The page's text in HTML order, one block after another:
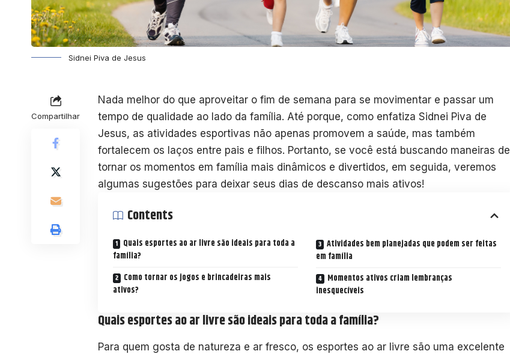
Sidnei Piva de Jesus
Compartilhar
Nada melhor do que aproveitar o fim de semana para se movimentar e passar um
tempo de qualidade ao lado da família. Até porque, como enfatiza Sidnei Piva de
Jesus, as atividades esportivas não apenas promovem a saúde, mas também
fortalecem os laços entre pais e filhos. Portanto, se você está buscando maneiras de
tornar os momentos em família mais dinâmicos e divertidos, em seguida, veremos
algumas sugestões para deixar seus dias de descanso mais ativos!
Contents
Quais esportes ao ar livre são ideais para toda a
família?
Como tornar os jogos e brincadeiras mais
ativos?
Atividades bem planejadas que podem ser feitas
em família
Momentos ativos criam lembranças
inesquecíveis
Quais esportes ao ar livre são ideais para toda a família?
Para quem gosta de natureza e ar fresco, os esportes ao ar livre são uma excelente